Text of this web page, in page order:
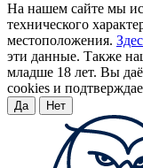
На нашем сайте мы
технического
местоположения.
эти данные. Также
младше 18 лет. Вы
cookies и
Да Нет